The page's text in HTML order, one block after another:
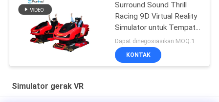
Surround Sound Thrill
Racing 9D Virtual Reality
Simulator untuk Tempat
Hiburan
Dapat dinegosiasikan MOQ:1
KONTAK
Simulator gerak VR